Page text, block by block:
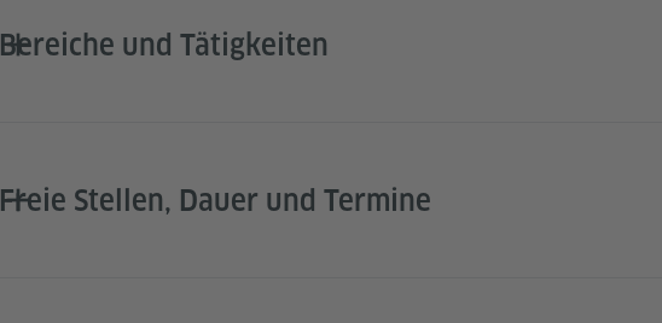
Bereiche und Tätigkeiten
​Freie Stellen, Dauer und Termine